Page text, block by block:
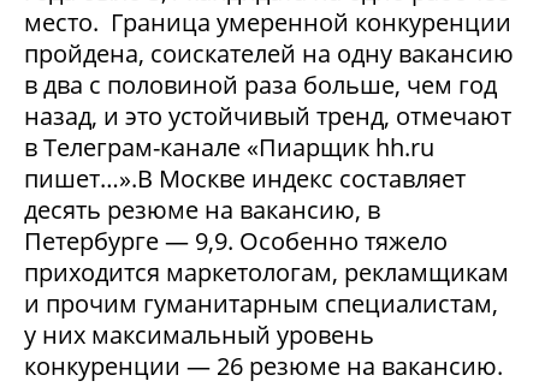
место. Граница умеренной конкуренции
пройдена, соискателей на одну вакансию
в два с половиной раза больше, чем год
назад, и это устойчивый тренд, отмечают
в Телеграм-канале «Пиарщик hh.ru
пишет…».В Москве индекс составляет
десять резюме на вакансию, в
Петербурге — 9,9. Особенно тяжело
приходится маркетологам, рекламщикам
и прочим гуманитарным специалистам,
у них максимальный уровень
конкуренции — 26 резюме на вакансию.